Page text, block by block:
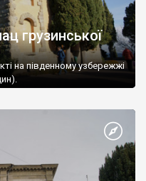
грузинської
на південному узбережжі